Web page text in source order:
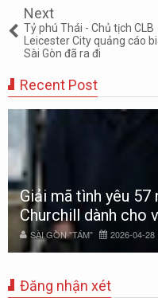
Next
Tỷ phú Thái - Chủ tịch CLB
Leicester City quảng cáo
Sài Gòn đã ra đi
Recent Post
Giải mã tình yêu
Churchill dành cho
SÀI GÒN "TÁM" 2026-04-28
Đăng nhận xét